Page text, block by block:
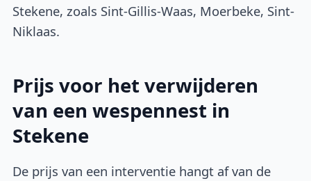
Stekene, zoals Sint-Gillis-Waas, Moerbeke, Sint-
Niklaas.
Prijs voor het verwijderen
van een wespennest in
Stekene
De prijs van een interventie hangt af van de